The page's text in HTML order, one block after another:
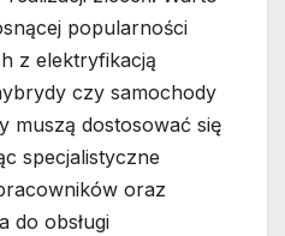
popularności
z elektryfikacją
czy samochody
muszą dostosować się
specjalistyczne
oraz
do obsługi